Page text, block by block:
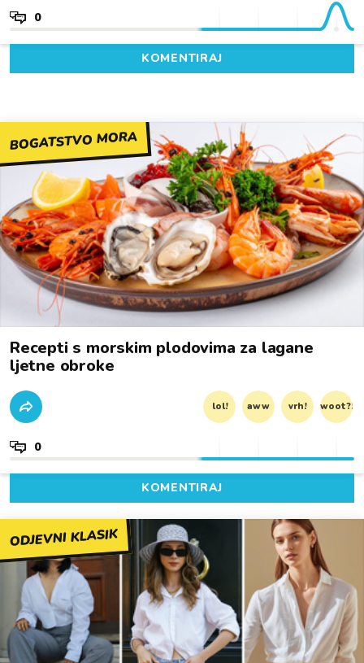
0
KOMENTIRAJ
BOGATSTVO MORA
Recepti s morskim plodovima za lagane
ljetne obroke
lol! aww vrh! woot?!
0
KOMENTIRAJ
ODJEVNI KLASIK